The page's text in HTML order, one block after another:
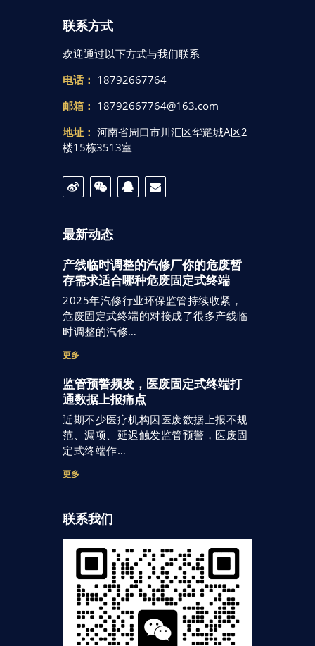
联系方式
欢迎通过以下方式与我们联系
电话： 18792667764
邮箱： 18792667764@163.com
地址： 河南省周口市川汇区华耀城A区2
楼15栋3513室
最新动态
产线临时调整的汽修厂你的危废暂
存需求适合哪种危废固定式终端
2025年汽修行业环保监管持续收紧，
危废固定式终端的对接成了很多产线临
时调整的汽修…
更多
监管预警频发，医废固定式终端打
通数据上报痛点
近期不少医疗机构因医废数据上报不规
范、漏项、延迟触发监管预警，医废固
定式终端作…
更多
联系我们